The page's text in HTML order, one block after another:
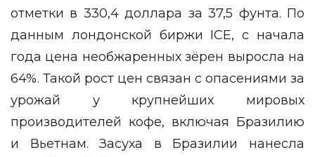
отметки в 330,4 доллара за 37,5 фунта. По
данным лондонской биржи ICE, с начала
года цена необжаренных зёрен выросла на
64%. Такой рост цен связан с опасениями за
урожай у крупнейших мировых
производителей кофе, включая Бразилию
и Вьетнам. Засуха в Бразилии нанесла